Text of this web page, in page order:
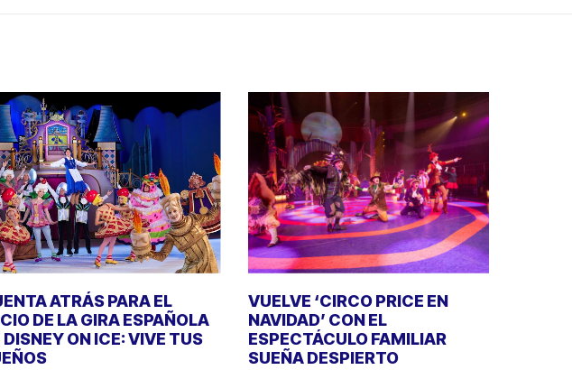
ATRÁS PARA EL
DE LA GIRA ESPAÑOLA
DISNEY ON ICE: VIVE TUS
VUELVE ‘CIRCO PRICE EN
NAVIDAD’ CON EL
ESPECTÁCULO FAMILIAR
SUEÑA DESPIERTO